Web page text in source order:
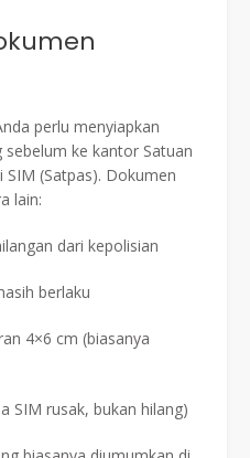
perlu menyiapkan
ke kantor Satuan
SIM (Satpas). Dokumen
lain:
dari kepolisian
berlaku
4×6 cm (biasanya
SIM rusak, bukan hilang)